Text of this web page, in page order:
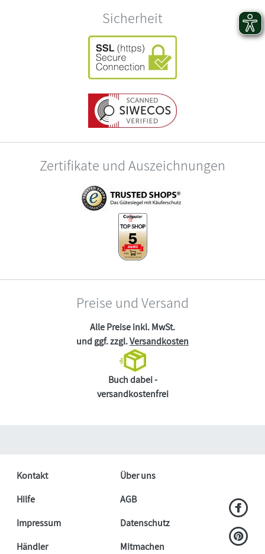
Sicherheit
Zertifikate und Auszeichnungen
Preise und Versand
Alle Preise inkl. MwSt.
und ggf. zzgl.Versandkosten
Buch dabei -
versandkostenfrei
Kontakt
Über uns
Hilfe
AGB
Impressum
Datenschutz
Händler
Mitmachen